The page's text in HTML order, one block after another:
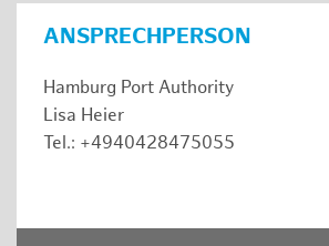
ANSPRECHPERSON
Hamburg Port Authority
Lisa Heier
Tel.: +4940428475055